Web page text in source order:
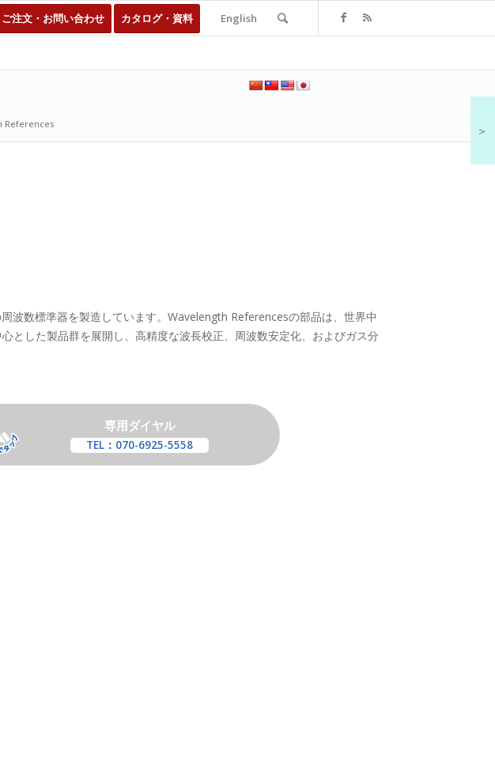
ご注文・お問い合わせ カタログ・資料 English
References
波数標準器を製造しています。Wavelength Referencesの部品は、世界中
とした製品群を展開し、高精度な波長校正、周波数安定化、およびガス分
専用ダイヤル
TEL：070-6925-5558
＞